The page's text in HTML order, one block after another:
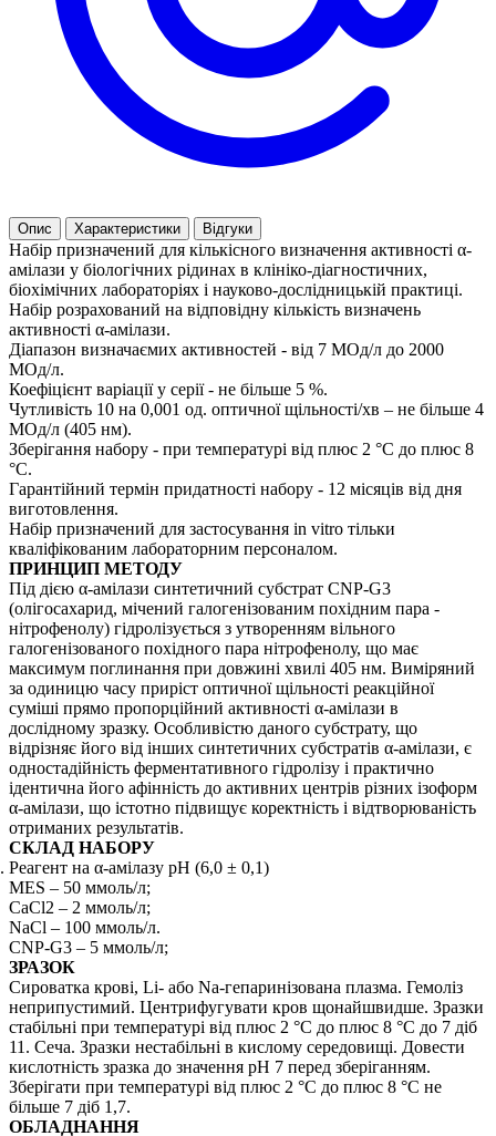
Опис Характеристики Відгуки
Набір призначений для кількісного визначення активності α-
амілази у біологічних рідинах в клініко-діагностичних,
біохімічних лабораторіях і науково-дослідницькій практиці.
Набір розрахований на відповідну кількість визначень
активності α-амілази.
Діапазон визначаємих активностей - від 7 МОд/л до 2000
МОд/л.
Коефіцієнт варіації у серії - не більше 5 %.
Чутливість 10 на 0,001 од. оптичної щільності/хв – не більше 4
МОд/л (405 нм).
Зберігання набору - при температурі від плюс 2 °С до плюс 8
°С.
Гарантійний термін придатності набору - 12 місяців від дня
виготовлення.
Набір призначений для застосування in vitro тільки
кваліфікованим лабораторним персоналом.
ПРИНЦИП МЕТОДУ
Під дією α-амілази синтетичний субстрат CNP-G3
(олігосахарид, мічений галогенізованим похідним пара -
нітрофенолу) гідролізується з утворенням вільного
галогенізованого похідного пара нітрофенолу, що має
максимум поглинання при довжині хвилі 405 нм. Виміряний
за одиницю часу приріст оптичної щільності реакційної
суміші прямо пропорційний активності α-амілази в
дослідному зразку. Особливістю даного субстрату, що
відрізняє його від інших синтетичних субстратів α-амілази, є
одностадійність ферментативного гідролізу і практично
ідентична його афінність до активних центрів різних ізоформ
α-амілази, що істотно підвищує коректність і відтворюваність
отриманих результатів.
СКЛАД НАБОРУ
Реагент на α-амілазу рН (6,0 ± 0,1)
MES – 50 ммоль/л;
CaCl2 – 2 ммоль/л;
NaCl – 100 ммоль/л.
CNP-G3 – 5 ммоль/л;
ЗРАЗОК
Сироватка крові, Li- або Na-гепаринізована плазма. Гемоліз
неприпустимий. Центрифугувати кров щонайшвидше. Зразки
стабільні при температурі від плюс 2 °С до плюс 8 °С до 7 діб
11. Сеча. Зразки нестабільні в кислому середовищі. Довести
кислотність зразка до значення рН 7 перед зберіганням.
Зберігати при температурі від плюс 2 °С до плюс 8 °С не
більше 7 діб 1,7.
ОБЛАДНАННЯ